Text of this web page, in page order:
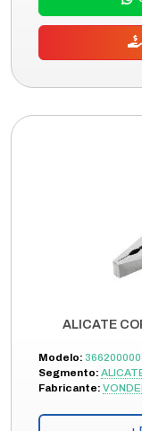
ALICATE
Modelo:
Segmento:
Fabricante: